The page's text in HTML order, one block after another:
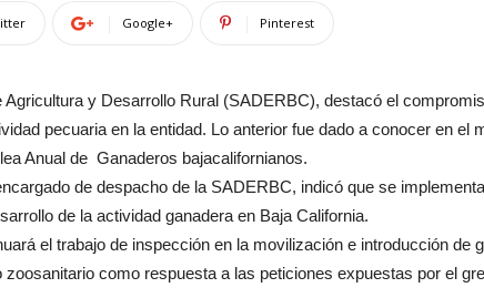
Google+ Pinterest
y Desarrollo Rural (SADERBC), destacó el
pecuaria en la entidad. Lo anterior fue dado a conocer en el
Anual de Ganaderos bajacalifornianos.
de despacho de la SADERBC, indicó que se
de la actividad ganadera en Baja California.
el trabajo de inspección en la movilización e introducción de
como respuesta a las peticiones expuestas por el